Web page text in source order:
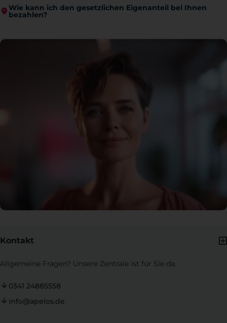
Wie kann ich den gesetzlichen Eigenanteil bei Ihnen
bezahlen?
Kontakt
Allgemeine Fragen? Unsere Zentrale ist für Sie da.
0341 24885558
info@apelos.de